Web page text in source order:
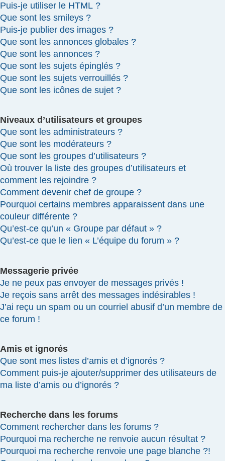
Puis-je utiliser le HTML ?
Que sont les smileys ?
Puis-je publier des images ?
Que sont les annonces globales ?
Que sont les annonces ?
Que sont les sujets épinglés ?
Que sont les sujets verrouillés ?
Que sont les icônes de sujet ?
Niveaux d’utilisateurs et groupes
Que sont les administrateurs ?
Que sont les modérateurs ?
Que sont les groupes d’utilisateurs ?
Où trouver la liste des groupes d’utilisateurs et
comment les rejoindre ?
Comment devenir chef de groupe ?
Pourquoi certains membres apparaissent dans une
couleur différente ?
Qu’est-ce qu’un « Groupe par défaut » ?
Qu’est-ce que le lien « L’équipe du forum » ?
Messagerie privée
Je ne peux pas envoyer de messages privés !
Je reçois sans arrêt des messages indésirables !
J’ai reçu un spam ou un courriel abusif d’un membre de
ce forum !
Amis et ignorés
Que sont mes listes d’amis et d’ignorés ?
Comment puis-je ajouter/supprimer des utilisateurs de
ma liste d’amis ou d’ignorés ?
Recherche dans les forums
Comment rechercher dans les forums ?
Pourquoi ma recherche ne renvoie aucun résultat ?
Pourquoi ma recherche renvoie une page blanche ?!